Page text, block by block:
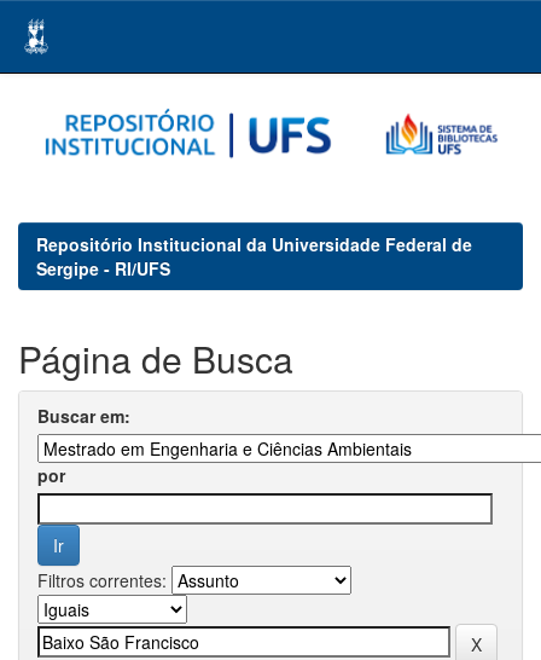
navigation
Repositório Institucional da Universidade Federal de
Sergipe - RI/UFS
Página de Busca
Buscar em:
por
Filtros correntes: